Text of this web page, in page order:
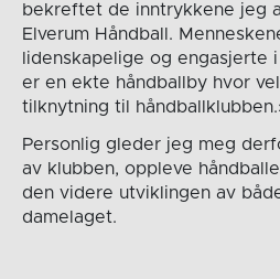
bekreftet de inntrykkene jeg
Elverum Håndball.
lidenskapelige og engasjerte
er en ekte håndballby hvor
tilknytning til
Personlig gleder jeg meg
av klubben, oppleve
den videre utviklingen av
damelaget.